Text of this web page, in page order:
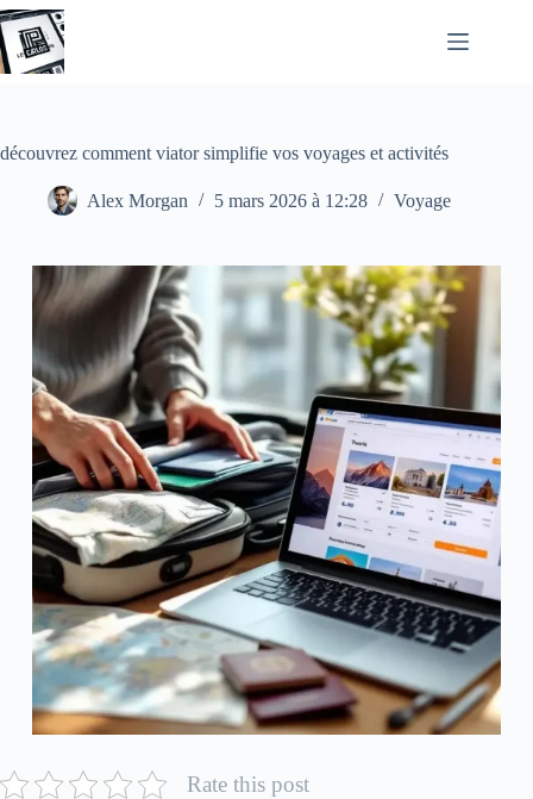
Passer
au
contenu
découvrez comment viator simplifie vos voyages et activités
Alex Morgan 5 mars 2026 à 12:28 Voyage
Rate this post